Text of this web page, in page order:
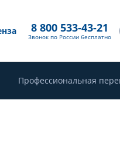
8 800 533-43-21
Звонок по России бесплатно
Профессиональная